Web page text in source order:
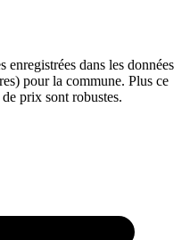
dans les données
pour la commune. Plus ce
prix sont robustes.